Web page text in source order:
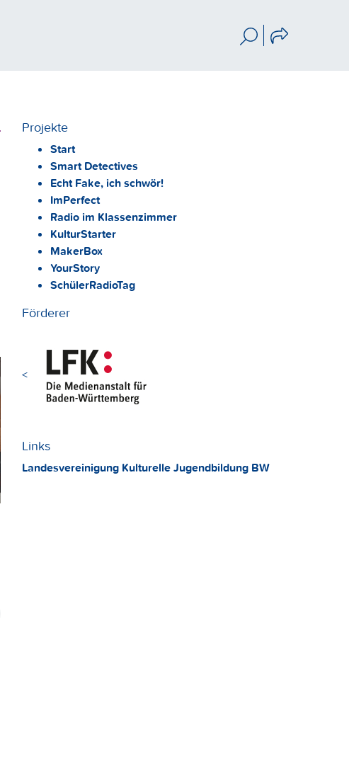
Projekte
Start
Smart Detectives
Echt Fake, ich schwör!
ImPerfect
Radio im Klassenzimmer
KulturStarter
MakerBox
YourStory
SchülerRadioTag
Förderer
<
Links
Landesvereinigung Kulturelle Jugendbildung BW